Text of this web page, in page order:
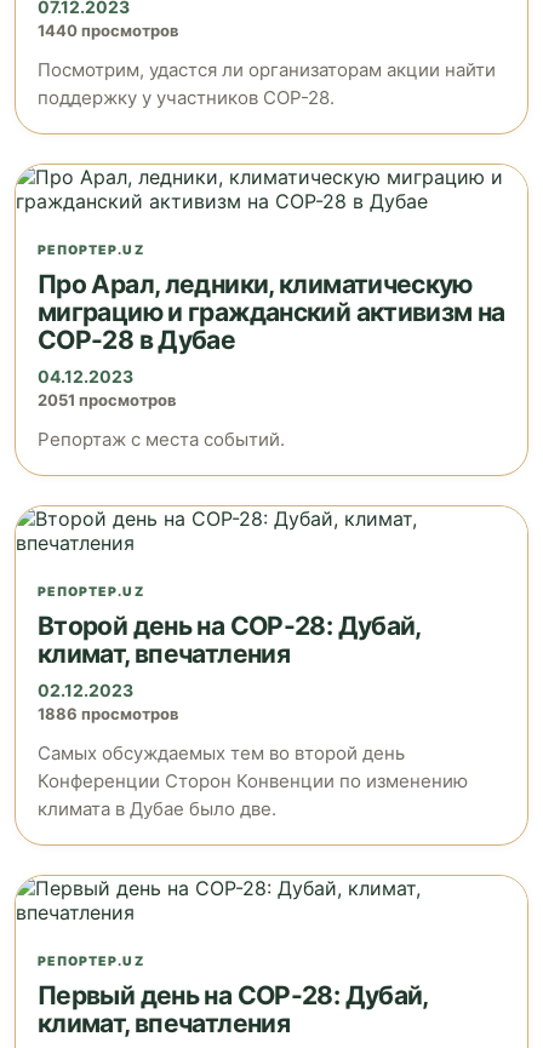
07.12.2023
1440 просмотров
Посмотрим, удастся ли организаторам акции найти
поддержку у участников COP-28.
РЕПОРТЕР.UZ
Про Арал, ледники, климатическую
миграцию и гражданский активизм на
COP-28 в Дубае
04.12.2023
2051 просмотров
Репортаж с места событий.
РЕПОРТЕР.UZ
Второй день на COP-28: Дубай,
климат, впечатления
02.12.2023
1886 просмотров
Самых обсуждаемых тем во второй день
Конференции Сторон Конвенции по изменению
климата в Дубае было две.
РЕПОРТЕР.UZ
Первый день на COP-28: Дубай,
климат, впечатления